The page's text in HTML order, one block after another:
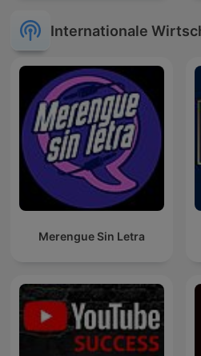
Internationale
Merengue Sin Letra